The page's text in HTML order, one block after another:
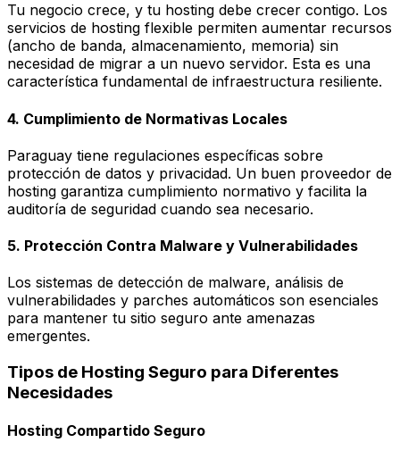
Tu negocio crece, y tu hosting debe crecer contigo. Los
servicios de hosting flexible permiten aumentar recursos
(ancho de banda, almacenamiento, memoria) sin
necesidad de migrar a un nuevo servidor. Esta es una
característica fundamental de infraestructura resiliente.
4. Cumplimiento de Normativas Locales
Paraguay tiene regulaciones específicas sobre
protección de datos y privacidad. Un buen proveedor de
hosting garantiza cumplimiento normativo y facilita la
auditoría de seguridad cuando sea necesario.
5. Protección Contra Malware y Vulnerabilidades
Los sistemas de detección de malware, análisis de
vulnerabilidades y parches automáticos son esenciales
para mantener tu sitio seguro ante amenazas
emergentes.
Tipos de Hosting Seguro para Diferentes
Necesidades
Hosting Compartido Seguro